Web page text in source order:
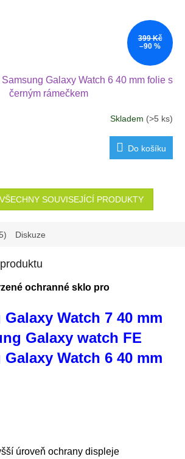
399 Kč
–90 %
Galaxy Watch 6 40 mm folie s
černým rámečkem
Skladem (>5 ks)
Do košíku
SOUVISEJÍCÍ PRODUKTY
Diskuze
ochranné sklo pro
Galaxy Watch 7 40 mm
Galaxy watch FE
Watch 6 40 mm
úroveň ochrany displeje